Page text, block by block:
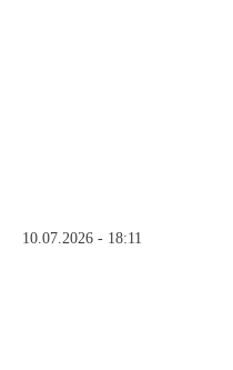
10.07.2026 - 18:11